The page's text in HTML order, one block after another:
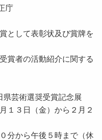
庁
して表彰状及び賞牌を
賞者の活動紹介に関する
芸術選奨受賞記念展
日（金）から２月２
後５時まで（休